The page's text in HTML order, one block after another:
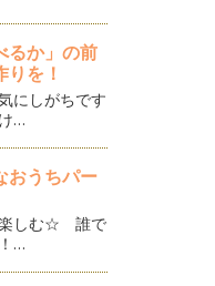
るか」の前
を！
にしがちです
…
おうちパー
楽しむ☆ 誰で
…